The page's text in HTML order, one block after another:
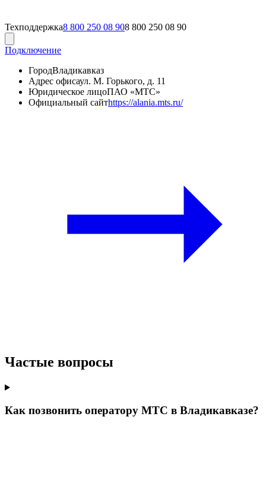
Техподдержка8 800 250 08 908 800 250 08 90
Подключение
ГородВладикавказ
Адрес офисаул. М. Горького, д. 11
Юридическое лицоПАО «МТС»
Официальный сайтhttps://alania.mts.ru/
Частые вопросы
Как позвонить оператору МТС в Владикавказе?